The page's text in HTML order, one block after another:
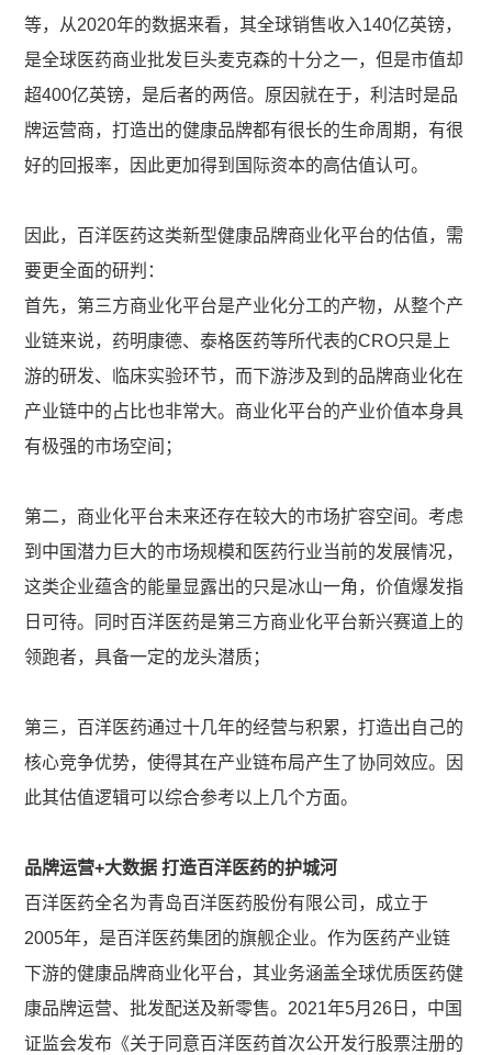
等，从2020年的数据来看，其全球销售收入140亿英镑，
是全球医药商业批发巨头麦克森的十分之一，但是市值却
超400亿英镑，是后者的两倍。原因就在于，利洁时是品
牌运营商，打造出的健康品牌都有很长的生命周期，有很
好的回报率，因此更加得到国际资本的高估值认可。
因此，百洋医药这类新型健康品牌商业化平台的估值，需
要更全面的研判：
首先，第三方商业化平台是产业化分工的产物，从整个产
业链来说，药明康德、泰格医药等所代表的CRO只是上
游的研发、临床实验环节，而下游涉及到的品牌商业化在
产业链中的占比也非常大。商业化平台的产业价值本身具
有极强的市场空间；
第二，商业化平台未来还存在较大的市场扩容空间。考虑
到中国潜力巨大的市场规模和医药行业当前的发展情况，
这类企业蕴含的能量显露出的只是冰山一角，价值爆发指
日可待。同时百洋医药是第三方商业化平台新兴赛道上的
领跑者，具备一定的龙头潜质；
第三，百洋医药通过十几年的经营与积累，打造出自己的
核心竞争优势，使得其在产业链布局产生了协同效应。因
此其估值逻辑可以综合参考以上几个方面。
品牌运营+大数据 打造百洋医药的护城河
百洋医药全名为青岛百洋医药股份有限公司，成立于
2005年，是百洋医药集团的旗舰企业。作为医药产业链
下游的健康品牌商业化平台，其业务涵盖全球优质医药健
康品牌运营、批发配送及新零售。2021年5月26日，中国
证监会发布《关于同意百洋医药首次公开发行股票注册的